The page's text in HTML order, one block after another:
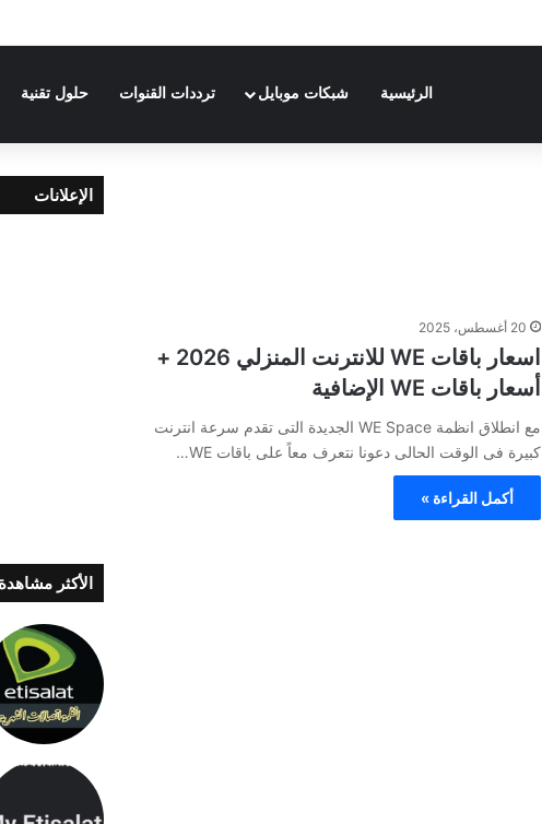
الرئيسية شبكات موبايل ترددات القنوات حلول تقنية
20 أغسطس، 2025
اسعار باقات WE للانترنت المنزلي 2026 +
أسعار باقات WE الإضافية
مع انطلاق انظمة WE Space الجديدة التى تقدم سرعة انترنت
كبيرة فى الوقت الحالى دعونا نتعرف معاً على باقات WE…
أكمل القراءة »
الإعلانات
الأكثر